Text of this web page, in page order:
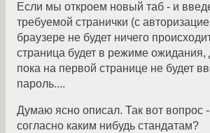
Если мы откроем новый таб - и
требуемой странички (с
браузере не будет ничего
страница будет в режиме ожидания,
пока на первой странице не будет
пароль....
Думаю ясно описал. Так вот вопрос
согласно каким нибудь стандатам?